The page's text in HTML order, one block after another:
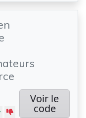
Voir le
code